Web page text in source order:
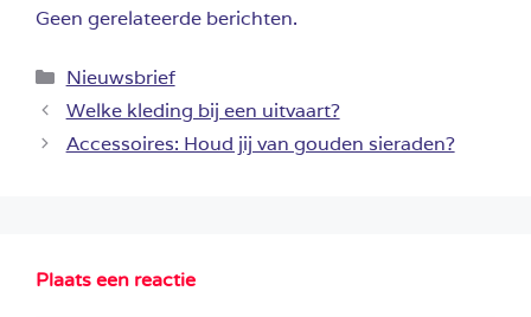
Geen gerelateerde berichten.
Categorieën
Nieuwsbrief
Welke kleding bij een uitvaart?
Accessoires: Houd jij van gouden sieraden?
Plaats een reactie